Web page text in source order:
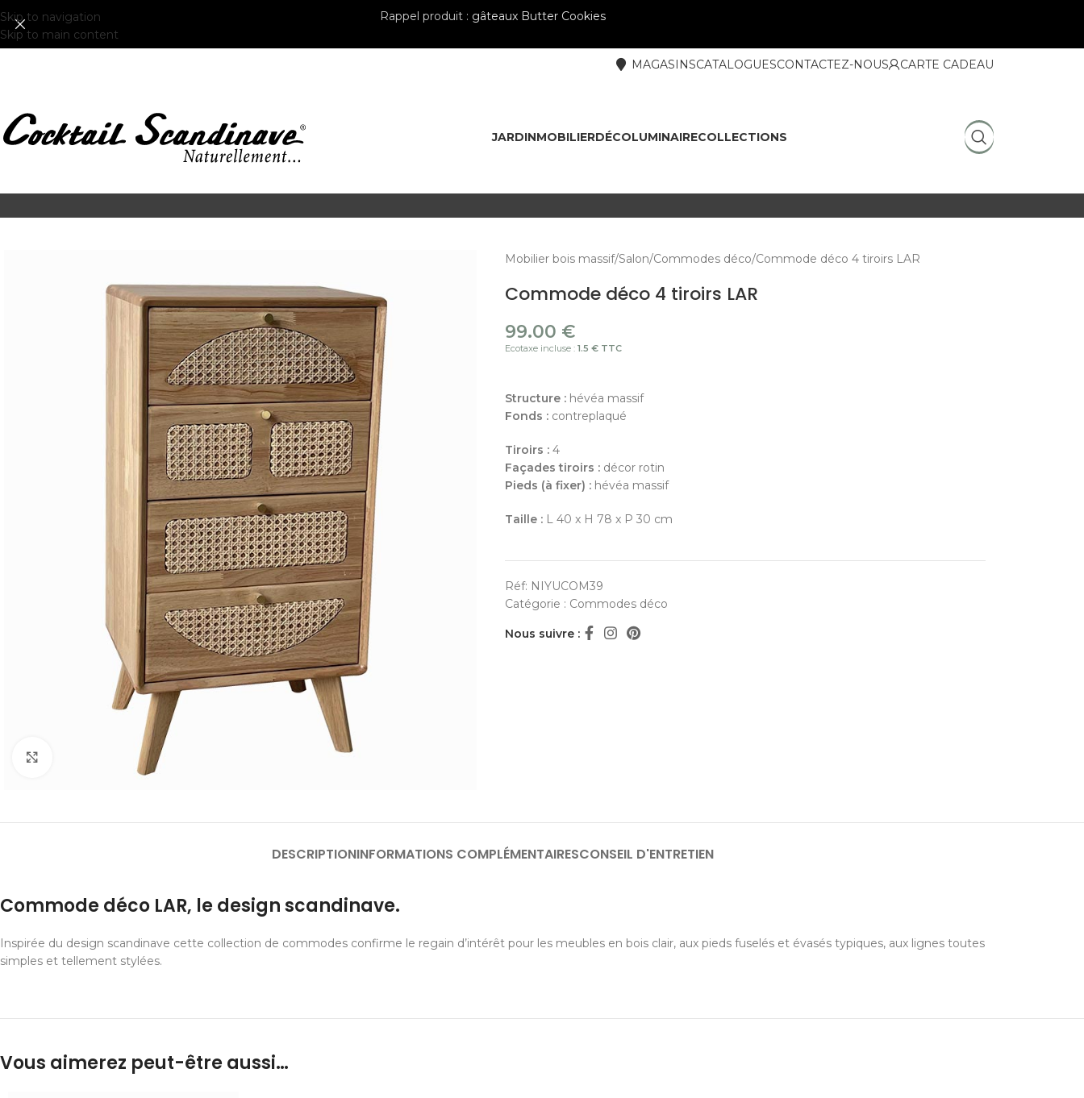
Skip to navigation
Skip to main content
Rappel produit : gâteaux Butter Cookies
MAGASINSCATALOGUESCONTACTEZ-NOUS CARTE CADEAU
JARDINMOBILIERDÉCOLUMINAIRECOLLECTIONS
Cliquer pour agrandir
Mobilier bois massif Salon Commodes déco Commode déco 4 tiroirs LAR
Commode déco 4 tiroirs LAR
99.00 €
Ecotaxe incluse :1.5 € TTC
Structure :hévéa massif
Fonds :contreplaqué
Tiroirs :4
Façades tiroirs :décor rotin
Pieds (à fixer) :hévéa massif
Taille :L 40 x H 78 x P 30 cm
Réf: NIYUCOM39
Catégorie : Commodes déco
Nous suivre :
DESCRIPTIONINFORMATIONS COMPLÉMENTAIRESCONSEIL D'ENTRETIEN
Commode déco LAR, le design scandinave.
Inspirée du design scandinave cette collection de commodes confirme le regain d’intérêt pour les meubles en bois clair, aux pieds fuselés et évasés typiques, aux lignes toutes
simples et tellement stylées.
Vous aimerez peut-être aussi…